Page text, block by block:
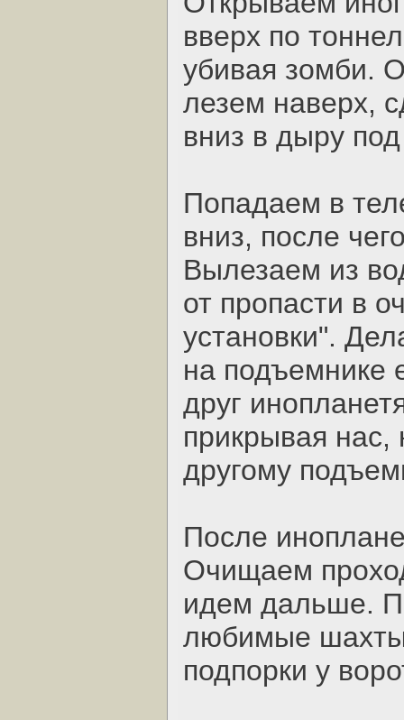
вверх по
убивая зомби.
лезем наверх,
вниз в дыру
Попадаем в
вниз, после
Вылезаем из
от пропасти в
установки".
на подъемнике
друг
прикрывая нас,
другому
После
Очищаем
идем дальше.
любимые
подпорки у